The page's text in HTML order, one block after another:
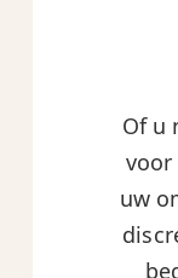
Of u
voor
uw